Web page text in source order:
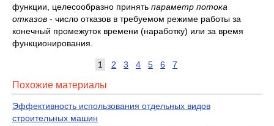
функции, целесообразно принять параметр потока
отказов - число отказов в требуемом режиме работы за
конечный промежуток времени (наработку) или за время
функционирования.
1 2 3 4 5 6 7
Похожие материалы
Эффективность использования отдельных видов
строительных машин